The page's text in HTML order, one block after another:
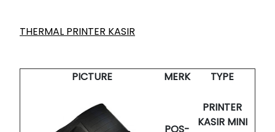
THERMAL PRINTER KASIR
PICTURE MERK TYPE
POS-
PRINTER
KASIR MINI